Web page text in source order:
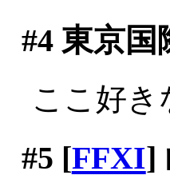
#4東京国
ここ好
#5 [FFXI]